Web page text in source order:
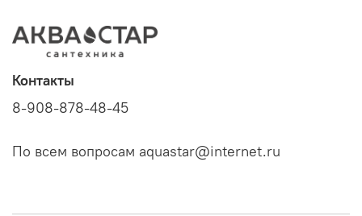
Контакты
8-908-878-48-45
По всем вопросам aquastar@internet.ru